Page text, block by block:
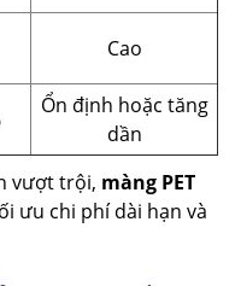
Cao
Ổn định hoặc tăng
dần
vượt trội, màng PET
ưu chi phí dài hạn và